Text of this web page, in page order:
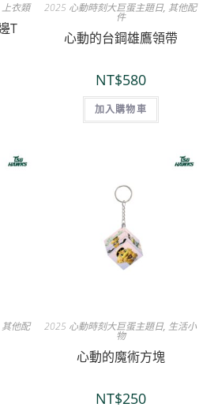
上衣類
T
2025 心動時刻大巨蛋主題日, 其他配
件
心動的台鋼雄鷹領帶
NT$580
加入購物車
其他配 2025 心動時刻大巨蛋主題日, 生活小
物
心動的魔術方塊
NT$250